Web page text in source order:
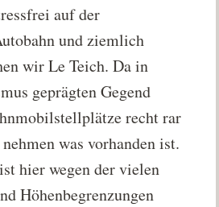
auf der
und ziemlich
wir Le Teich. Da in
geprägten Gegend
recht rar
was vorhanden ist.
hier wegen der vielen
Höhenbegrenzungen